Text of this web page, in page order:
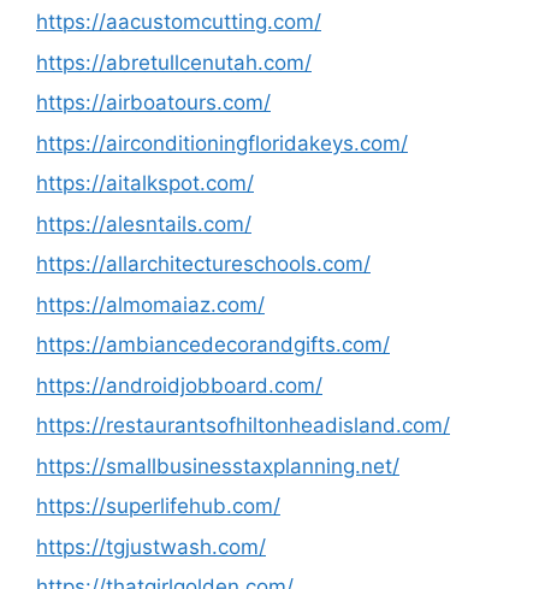
https://aacustomcutting.com/
https://abretullcenutah.com/
https://airboatours.com/
https://airconditioningfloridakeys.com/
https://aitalkspot.com/
https://alesntails.com/
https://allarchitectureschools.com/
https://almomaiaz.com/
https://ambiancedecorandgifts.com/
https://androidjobboard.com/
https://restaurantsofhiltonheadisland.com/
https://smallbusinesstaxplanning.net/
https://superlifehub.com/
https://tgjustwash.com/